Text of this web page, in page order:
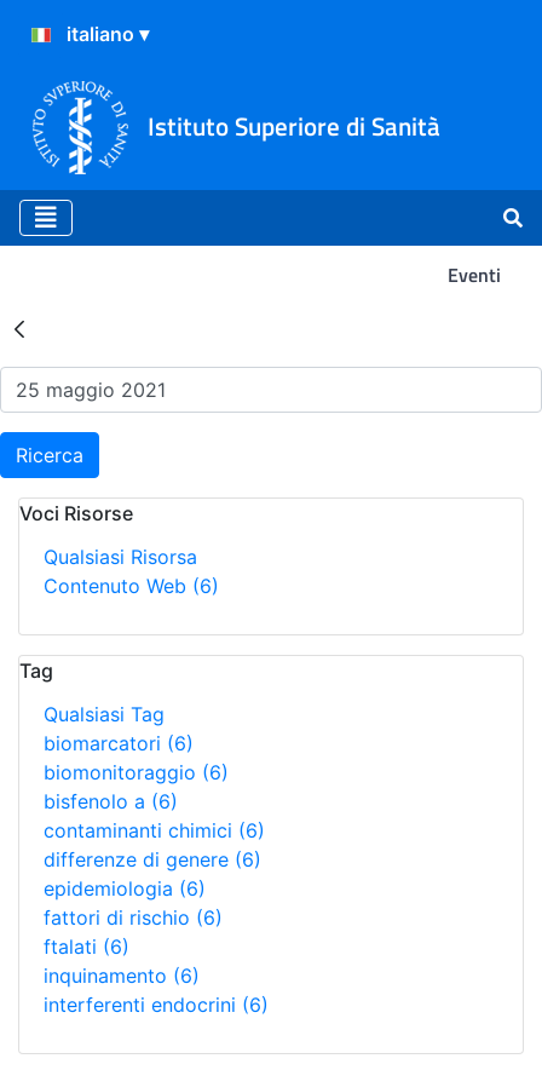
Istituto Superiore di Sanità
Eventi
Risultati della Ricerca -
Ricerca
Voci Risorse
Qualsiasi Risorsa
Contenuto Web (6)
Tag
Qualsiasi Tag
biomarcatori (6)
biomonitoraggio (6)
bisfenolo a (6)
contaminanti chimici (6)
differenze di genere (6)
epidemiologia (6)
fattori di rischio (6)
ftalati (6)
inquinamento (6)
interferenti endocrini (6)